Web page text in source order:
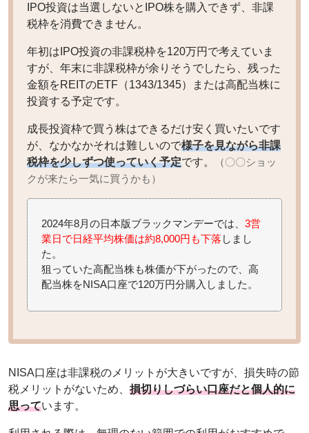
IPO投資は当選しないとIPO株を購入できず、非課
税枠を消費できません。
年初はIPO投資の非課税枠を120万円で考えていま
すが、年末に非課税枠が余りそうでしたら、残った
金額をREITのETF（1343/1345）または高配当株に
投資する予定です。
成長投資枠で買う株はできるだけ安く買いたいです
が、なかなかそれは難しいので様子を見ながら非課
税枠を少しずつ使っていく予定です。
（〇〇ショッ
クが来たら一気に買うかも）
2024年8月の日本版ブラックマンデーでは、 3営
業日で日経平均株価は約8,000円も下落 しまし
た。
狙っていた高配当株も株価が下がったので、高
配当株をNISA口座で120万円分購入しました。
NISA口座は非課税のメリットが大きいですが、損失時の節
税メリットがないため、 損切りしづらい口座だと個人的に
思っています。